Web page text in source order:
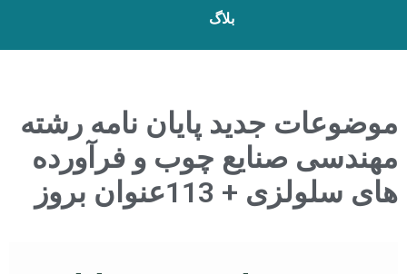
بلاگ
موضوعات جدید پایان نامه رشته
مهندسی صنایع چوب و فرآورده
های سلولزی + 113عنوان بروز